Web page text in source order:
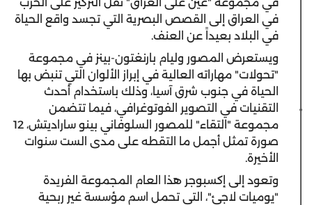
في مجموعة "عين على العراق" نقل التركيز على الحرب
في العراق إلى القصص البصرية التي تجسد واقع الحياة
في البلاد بعيداً عن العنف.
ويستعرض المصور وليام بارنغتون-بينز في مجموعة
"تحولات" مهاراته العالية في إبراز الألوان التي تنبض بها
الحياة في جنوب شرق آسيا، وذلك باستخدام أحدث
التقنيات في التصوير الفوتوغرافي، فيما تتضمن
مجموعة "التقاء" للمصور السلوفاني بينو ساراديتش، 12
صورة تمثل أجمل ما التقطه على مدى الست سنوات
الأخيرة.
وتعود إلى إكسبوجر هذا العام المجموعة الفريدة
"يوميات لاجئ"، التي تحمل اسم مؤسسة غير ربحية